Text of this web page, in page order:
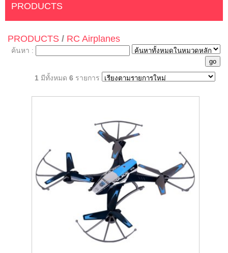
PRODUCTS
PRODUCTS / RC Airplanes
ค้นหา :
1 มีทั้งหมด 6 รายการ